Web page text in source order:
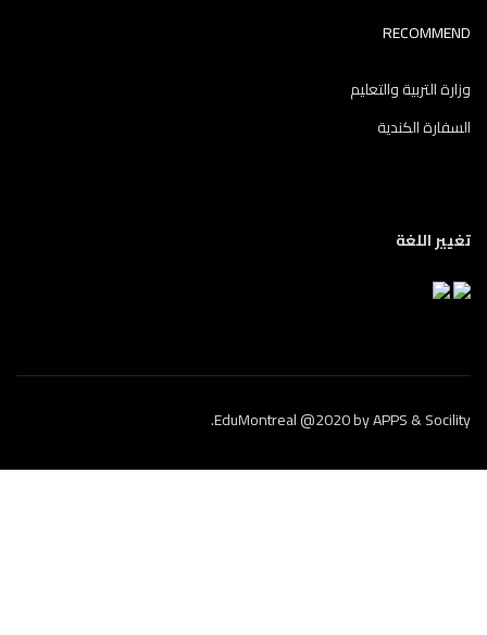
RECOMMEND
وزارة التربية والتعليم
السفارة الكندية
تغيير اللغة
EduMontreal @2020byAPPS & Socility
.